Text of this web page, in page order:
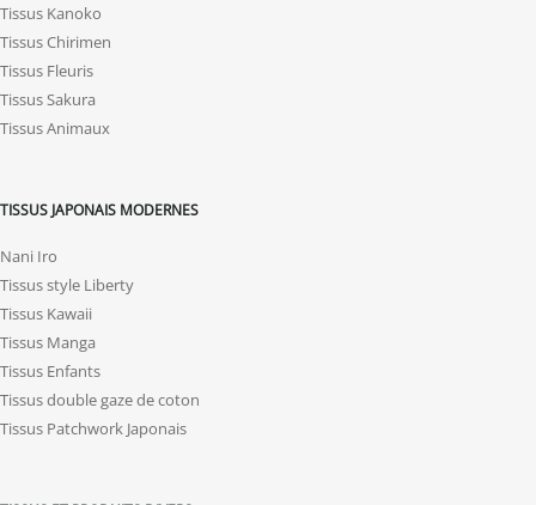
Tissus Kanoko
Tissus Chirimen
Tissus Fleuris
Tissus Sakura
Tissus Animaux
TISSUS JAPONAIS MODERNES
Nani Iro
Tissus style Liberty
Tissus Kawaii
Tissus Manga
Tissus Enfants
Tissus double gaze de coton
Tissus Patchwork Japonais